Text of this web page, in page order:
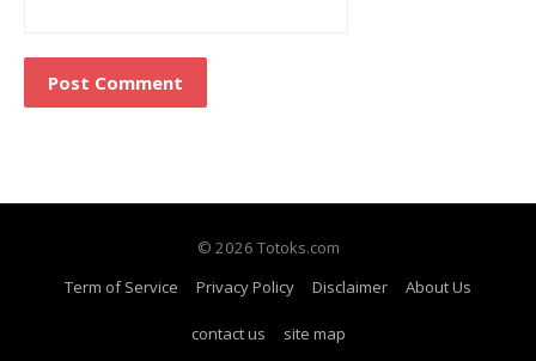
© 2026 Totoks.com
Term of Service
Privacy Policy Disclaimer About Us
contact us site map